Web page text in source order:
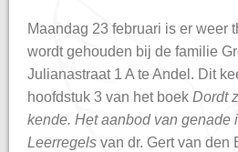
Maandag 23 februari is er weer
wordt gehouden bij de familie
Julianastraat 1 A te Andel. Dit
hoofdstuk 3 van het boek Dordt
kende. Het aanbod van genade
Leerregels van dr. Gert van den